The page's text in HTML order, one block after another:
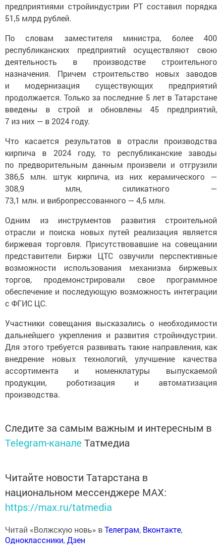
предприятиями стройиндустрии РТ составил порядка
51,5 млрд рублей.
По словам заместителя министра, более 400
республиканских предприятий осуществляют свою
деятельность в производстве строительного
назначения. Причем строительство новых заводов
и модернизация существующих предприятий
продолжается. Только за последние 5 лет в Татарстане
введены в строй и обновлены 45 предприятий,
7 из них — в 2024 году.
Что касается результатов в отрасли производства
кирпича в 2024 году, то республиканские заводы
по предворительным данным произвели и отгрузили
386,5 млн. штук кирпича, из них керамического —
308,9 млн, силикатного —
73,1 млн. и вибропрессованного — 4,5 млн.
Одним из инструментов развития строительной
отрасли и поиска новых путей реализация является
биржевая торговля. Присутствовавшие на совещании
представители Биржи ЦТС озвучили перспективные
возможности использования механизма биржевых
торгов, продемонстрировали свое программное
обеспечение и последующую возможность интеграции
с ФГИС ЦС.
Участники совещания высказались о необходимости
дальнейшего укрепления и развития стройиндустрии.
Для этого требуется развивать такие направления, как
внедрение новых технологий, улучшение качества
ассортимента и номенклатуры выпускаемой
продукции, роботизация и автоматизация
производства.
Следите за самым важным и интересным в
Telegram-канале Татмедиа
Читайте новости Татарстана в
национальном мессенджере MАХ:
https://max.ru/tatmedia
Читай «Волжскую новь» вТелеграм, Вконтакте,
Одноклассники,Дзен